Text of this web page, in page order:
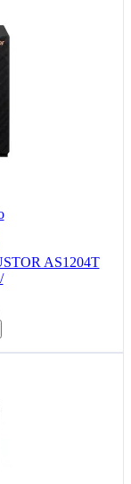
AS1204T